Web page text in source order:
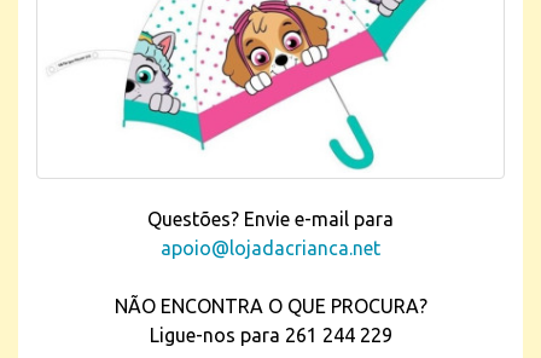
Questões? Envie e-mail para
apoio@lojadacrianca.net
NÃO ENCONTRA O QUE PROCURA?
Ligue-nos para 261 244 229